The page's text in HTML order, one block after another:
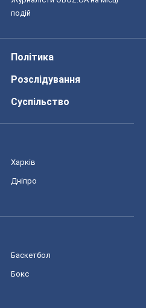
подій
Політика
Розслідування
Суспільство
Харків
Дніпро
Баскетбол
Бокс